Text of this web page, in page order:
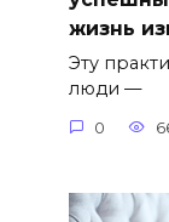
жизнь
Эту
люди —
0